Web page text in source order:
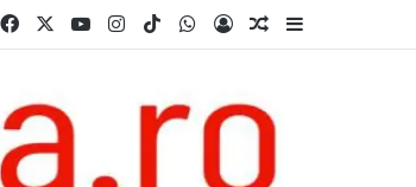
Facebook YouTubeInstagram
TikTokWhatsApp
Log InRandom Article